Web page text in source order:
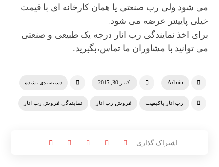
می شود ولی رب صنعتی یا همان کارخانه ای با قیمت
خیلی پایینتر عرضه می شود.
برای اخذ نمایندگی رب انار درجه یک طبیعی و صنعتی
می توانید با مشاوران ما تماس،بگیرید.
Admin اکتبر 30, 2017 دسته‌بندی نشده
رب انار باکیفیت فروش رب انار نمایندگی فروش رب انار